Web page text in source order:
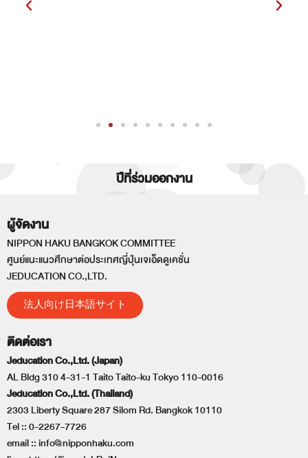
ปีที่ร่วมออกงาน
ผู้จัดงาน
NIPPON HAKU BANGKOK COMMITTEE
ศูนย์แนะแนวศึกษาต่อประเทศญี่ปุ่นเจเอ็ดดูเคชั่น
JEDUCATION CO.,LTD.
法人向け日本語サイト
ติดต่อเรา
Jeducation Co.,Ltd. (Japan)
AL Bldg 310 4-31-1 Taito Taito-ku Tokyo 110-0016
Jeducation Co.,Ltd. (Thailand)
2303 Liberty Square 287 Silom Rd. Bangkok 10110
Tel ::0-2267-7726
email ::info@nipponhaku.com